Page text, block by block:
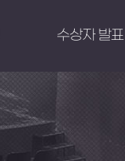
수상자 발표